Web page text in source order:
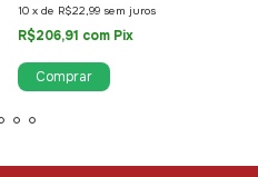
10 x de R$22,99 sem juros
R$206,91 com Pix
Comprar